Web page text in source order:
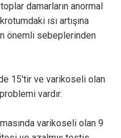
damarların anormal
ısı artışına
önemli sebeplerinden
15'tir ve varikoseli olan
vardır.
varikoseli olan 9